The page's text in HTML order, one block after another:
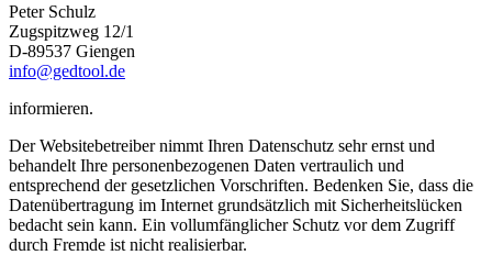
Peter Schulz
Zugspitzweg 12/1
D-89537 Giengen
info@gedtool.de
informieren.
Der Websitebetreiber nimmt Ihren Datenschutz sehr ernst und
behandelt Ihre personenbezogenen Daten vertraulich und
entsprechend der gesetzlichen Vorschriften. Bedenken Sie, dass die
Datenübertragung im Internet grundsätzlich mit Sicherheitslücken
bedacht sein kann. Ein vollumfänglicher Schutz vor dem Zugriff
durch Fremde ist nicht realisierbar.